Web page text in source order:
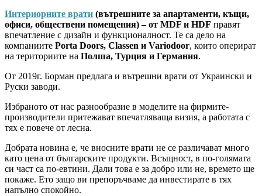
Интериорните врати (вътрешните за апартаменти, къщи,
офиси, обществени помещения) – от MDF и HDF правят
впечатление с дизайн и функционалност. Те са дело на
компаниите Porta Doors, Classen и Variodoor, които оперират
на териториите на Полша, Турция и Германия.
От 2019г. Борман предлага и вътрешни врати от Украински и
Руски заводи.
Избраното от нас разнообразие в моделите на фирмите-
производители притежават впечатляваща визия, а работата с
тях е повече от лесна.
Добрата новина е, че вносните врати не се различават много
като цена от българските продукти. Всъщност, в по-голямата
си част са по-евтини. Дали това е за добро или не, времето ще
покаже. Ето защо ви препоръчваме да инвестирате в тях
напълно спокойно.